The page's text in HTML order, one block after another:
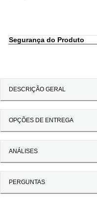
Segurança do Produto
DESCRIÇÃO GERAL
OPÇÕES DE ENTREGA
ANÁLISES
PERGUNTAS